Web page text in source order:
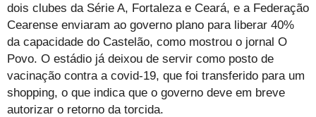
dois clubes da Série A, Fortaleza e Ceará, e a Federação
Cearense enviaram ao governo plano para liberar 40%
da capacidade do Castelão, como mostrou o jornal O
Povo. O estádio já deixou de servir como posto de
vacinação contra a covid-19, que foi transferido para um
shopping, o que indica que o governo deve em breve
autorizar o retorno da torcida.